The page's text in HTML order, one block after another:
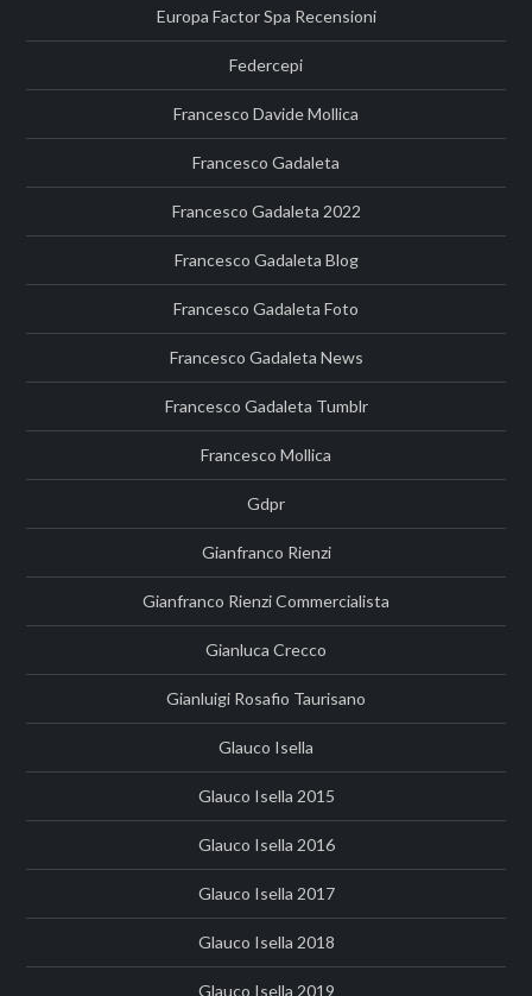
Europa Factor Spa Recensioni
Federcepi
Francesco Davide Mollica
Francesco Gadaleta
Francesco Gadaleta 2022
Francesco Gadaleta Blog
Francesco Gadaleta Foto
Francesco Gadaleta News
Francesco Gadaleta Tumblr
Francesco Mollica
Gdpr
Gianfranco Rienzi
Gianfranco Rienzi Commercialista
Gianluca Crecco
Gianluigi Rosafio Taurisano
Glauco Isella
Glauco Isella 2015
Glauco Isella 2016
Glauco Isella 2017
Glauco Isella 2018
Glauco Isella 2019